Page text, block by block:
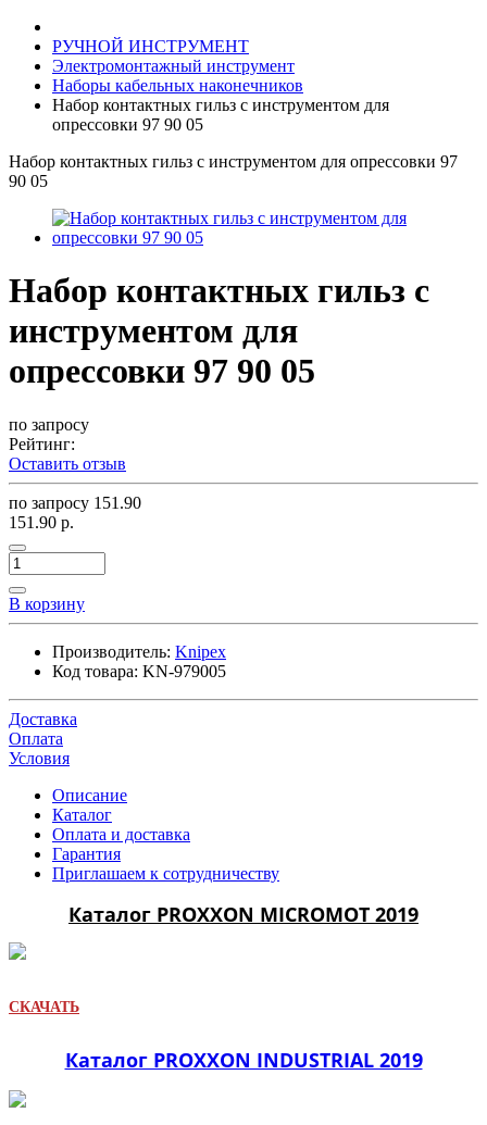
РУЧНОЙ ИНСТРУМЕНТ
Электромонтажный инструмент
Наборы кабельных наконечников
Набор контактных гильз с инструментом для
опрессовки 97 90 05
Набор контактных гильз с инструментом для опрессовки 97
90 05
Набор контактных гильз с
инструментом для
опрессовки 97 90 05
по запросу
Рейтинг:
Оставить отзыв
по запросу 151.90
151.90 р.
В корзину
Производитель: Knipex
Код товара: KN-979005
Доставка
Оплата
Условия
Описание
Каталог
Оплата и доставка
Гарантия
Приглашаем к сотрудничеству
Каталог PROXXON MICROMOT 2019
СКАЧАТЬ
Каталог PROXXON INDUSTRIAL 2019